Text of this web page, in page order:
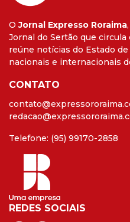
OJornal Expresso Roraima
Jornal do Sertão que
reúne notícias do Estado
nacionais e internacionais
CONTATO
Telefone: (95) 99170-2858
REDES SOCIAIS